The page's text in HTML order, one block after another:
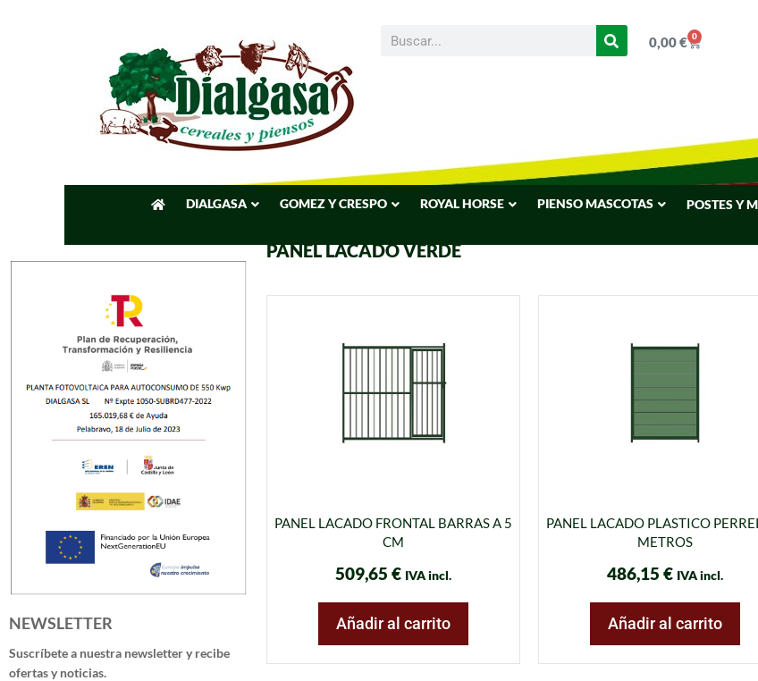
0,00€ 0
DIALGASA GOMEZ Y CRESPO ROYAL HORSE PIENSO MASCOTAS POSTES Y
NEWSLETTER
Suscríbete a nuestra newsletter y recibe
ofertas y noticias.
PANEL LACADO VERDE
PANEL LACADO FRONTAL BARRAS A 5
CM
509,65 € IVA incl.
Añadir al carrito
PANEL LACADO PLASTICO
METROS
486,15 € IVA incl.
Añadir al carrito